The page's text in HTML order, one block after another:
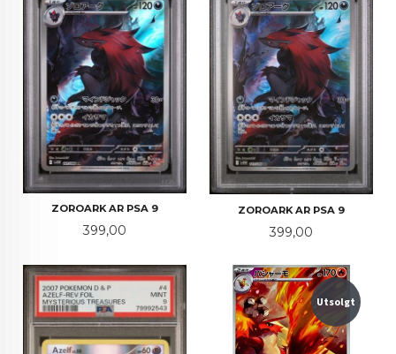
ZOROARK AR PSA 9
Pris
399,00
ZOROARK AR PSA 9
Pris
399,00
Utsolgt